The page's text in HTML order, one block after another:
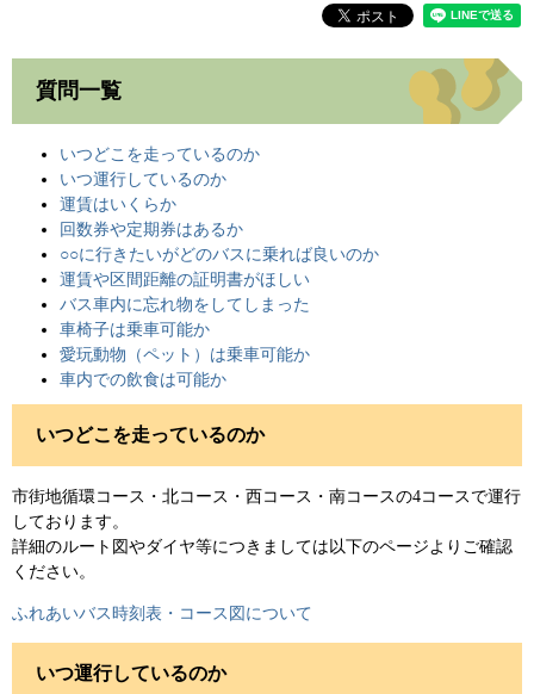
質問一覧
いつどこを走っているのか
いつ運行しているのか
運賃はいくらか
回数券や定期券はあるか
○○に行きたいがどのバスに乗れば良いのか
運賃や区間距離の証明書がほしい
バス車内に忘れ物をしてしまった
車椅子は乗車可能か
愛玩動物（ペット）は乗車可能か
車内での飲食は可能か
いつどこを走っているのか
市街地循環コース・北コース・西コース・南コースの4コースで運行
しております。
詳細のルート図やダイヤ等につきましては以下のページよりご確認
ください。
ふれあいバス時刻表・コース図について
いつ運行しているのか